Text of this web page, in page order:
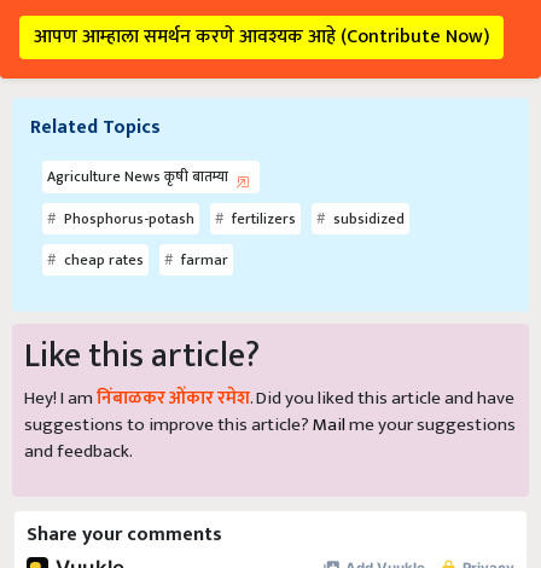
आपण आम्हाला समर्थन करणे आवश्यक आहे (Contribute Now)
Related Topics
Agriculture News कृषी बातम्या
Phosphorus-potash
fertilizers
subsidized
cheap rates
farmar
Like this article?
Hey! I amनिंबाळकर ओंकार रमेश. Did you liked this article and have
suggestions to improve this article?Mailme your suggestions
and feedback.
Share your comments